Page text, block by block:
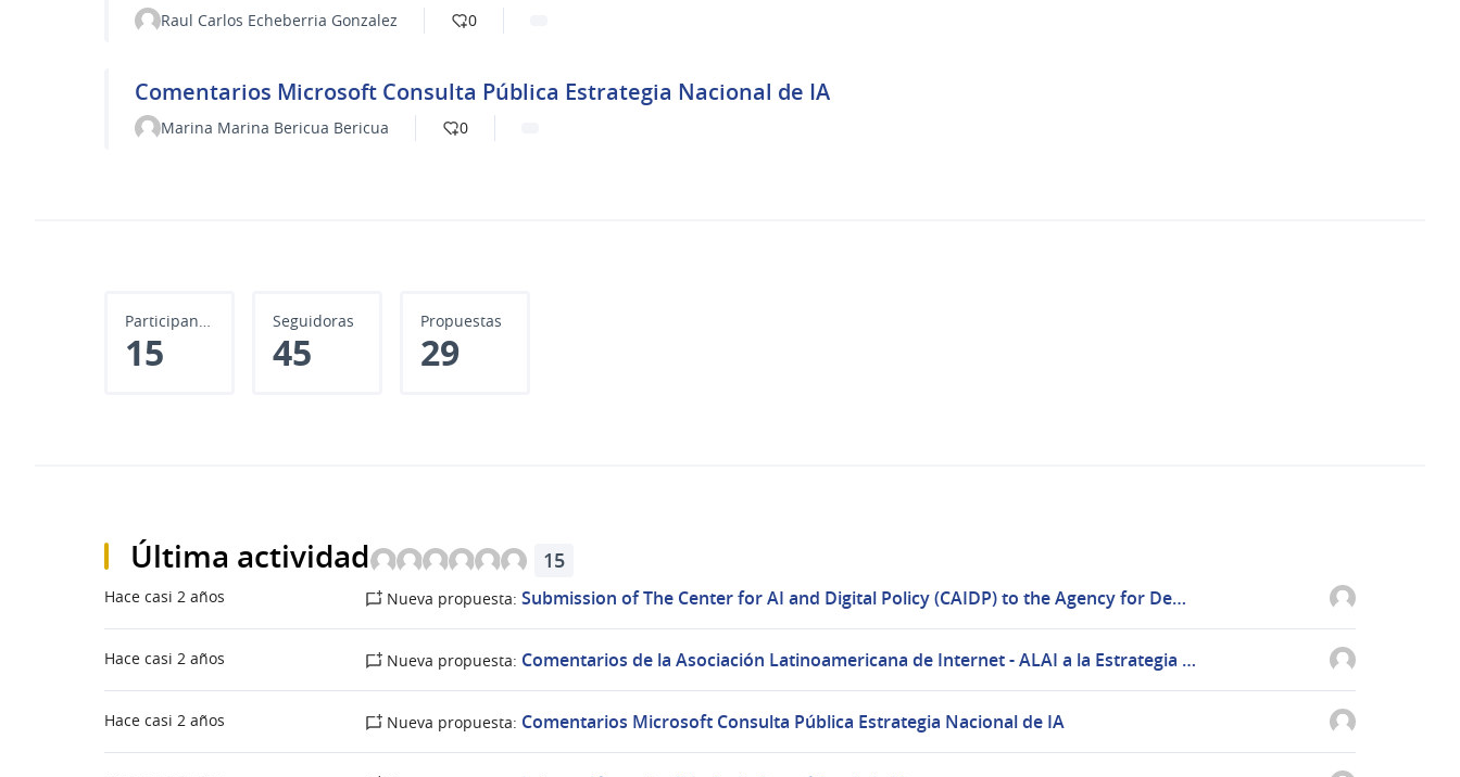
Raul Carlos Echeberria Gonzalez 0
Comentarios Microsoft Consulta Pública Estrategia Nacional de IA
Marina Marina Bericua Bericua 0
Participantes
15
Seguidoras
45
Propuestas
29
Última actividad 15
Hace casi 2 años Nueva propuesta: Submission of The Center for AI and Digital Policy (CAIDP) to the Agency for De…
Hace casi 2 años Nueva propuesta: Comentarios de la Asociación Latinoamericana de Internet - ALAI a la Estrategia …
Hace casi 2 años Nueva propuesta: Comentarios Microsoft Consulta Pública Estrategia Nacional de IA